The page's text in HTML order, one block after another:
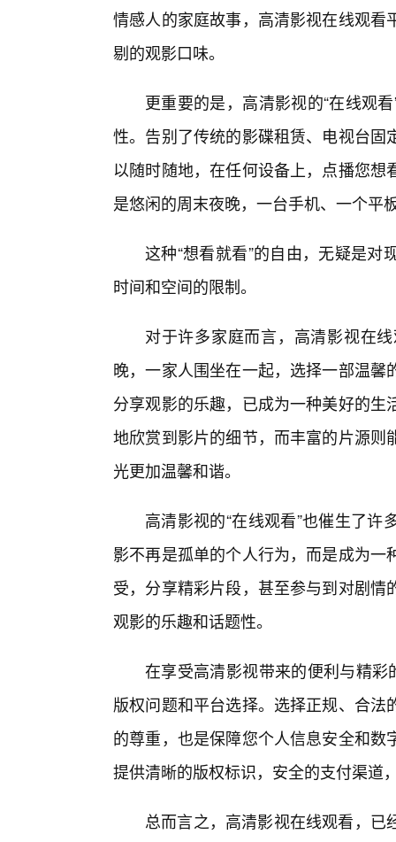
情感人的家庭故事，高清影视在线观
剔的观影口味。
更重要的是，高清影视的“在线观
性。告别了传统的影碟租赁、电视台
以随时随地，在任何设备上，点播您
是悠闲的周末夜晚，一台手机、一个平
这种“想看就看”的自由，无疑是
时间和空间的限制。
对于许多家庭而言，高清影视在
晚，一家人围坐在一起，选择一部温
分享观影的乐趣，已成为一种美好的
地欣赏到影片的细节，而丰富的片源
光更加温馨和谐。
高清影视的“在线观看”也催生了
影不再是孤单的个人行为，而是成为
受，分享精彩片段，甚至参与到对剧
观影的乐趣和话题性。
在享受高清影视带来的便利与精彩
版权问题和平台选择。选择正规、合
的尊重，也是保障您个人信息安全和
提供清晰的版权标识，安全的支付渠道
总而言之，高清影视在线观看，